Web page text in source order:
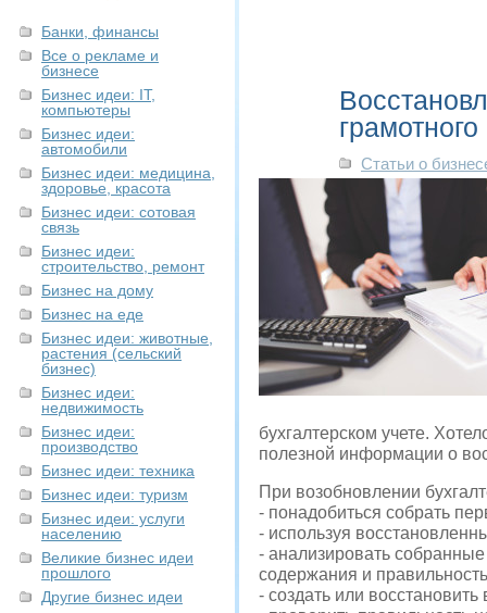
Банки, финансы
Все о рекламе и
бизнесе
Бизнес идеи: IT,
компьютеры
Бизнес идеи:
автомобили
Бизнес идеи: медицина,
здоровье, красота
Бизнес идеи: сотовая
связь
Бизнес идеи:
строительство, ремонт
Бизнес на дому
Бизнес на еде
Бизнес идеи: животные,
растения (сельский
бизнес)
Бизнес идеи:
недвижимость
Бизнес идеи:
производство
Бизнес идеи: техника
Бизнес идеи: туризм
Бизнес идеи: услуги
населению
Великие бизнес идеи
прошлого
Другие бизнес идеи
Статьи о
бухгалтерском учете.
полезной информации о
При возобновлении
- понадобиться собрать
- используя
- анализировать
содержания и
- создать или